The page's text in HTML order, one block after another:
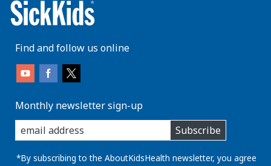
Find and follow us online
Monthly newsletter sign-up
enter
you
email
address:
Subscribe
*By subscribing to the AboutKidsHealth newsletter, you agree